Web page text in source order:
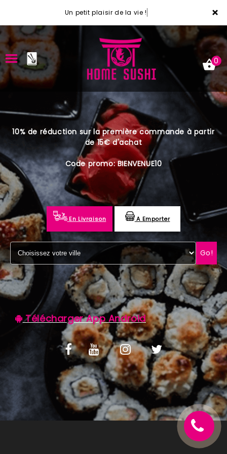
×
Un petit plaisir de la vie !
ACCUEIL
VOTRE COMPTE
NOTRE RESTAURANT
VOS AVIS
MENTIONS LÉGALES
C.G.V
0
10% de réduction sur la première commande à partir
de 15€ d'achat
Code promo: BIENVENUE10
En Livraison A Emporter
Go!
Télécharger App Android